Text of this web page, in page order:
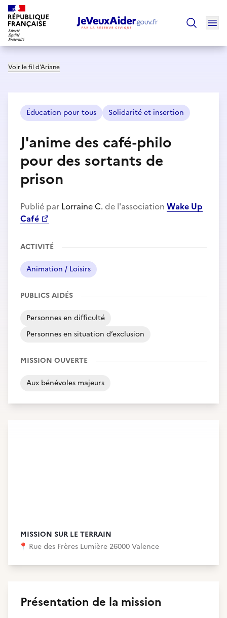
Voir le fil d’Ariane
Éducation pour tous Solidarité et insertion
J'anime des café-philo
pour des sortants de
prison
Publié par Lorraine C. de l'association Wake Up
Café
ACTIVITÉ
Animation / Loisirs
PUBLICS AIDÉS
Personnes en difficulté
Personnes en situation d’exclusion
MISSION OUVERTE
Aux bénévoles majeurs
MISSION SUR LE TERRAIN
📍 Rue des Frères Lumière 26000 Valence
Présentation de la mission